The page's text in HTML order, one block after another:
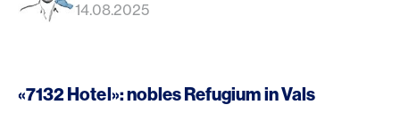
14.08.2025
«7132 Hotel»: nobles Refugium in Vals